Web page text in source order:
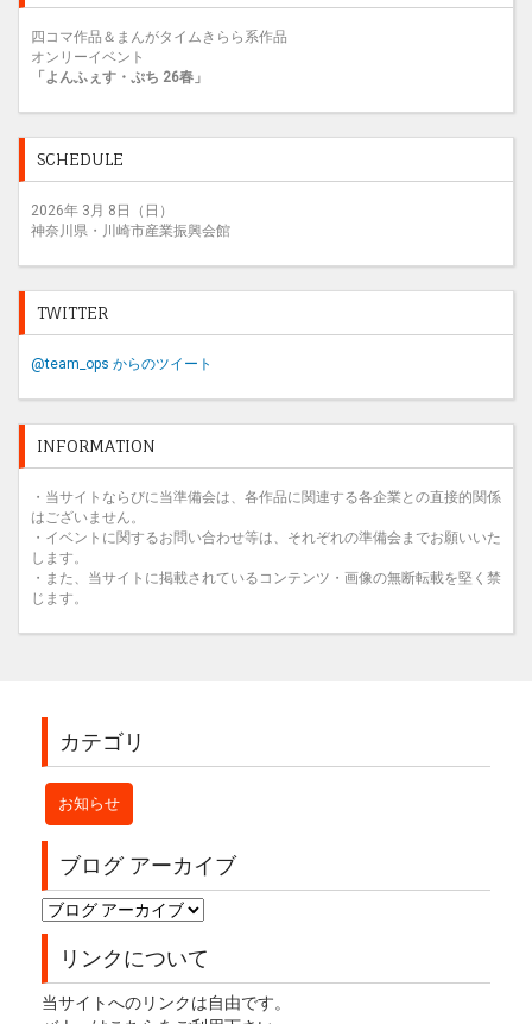
四コマ作品＆まんがタイムきらら系作品
オンリーイベント
「よんふぇす・ぷち 26春」
SCHEDULE
2026年 3月 8日（日）
神奈川県・川崎市産業振興会館
TWITTER
@team_ops からのツイート
INFORMATION
・当サイトならびに当準備会は、各作品に関連する各企業との直接的関係
はございません。
・イベントに関するお問い合わせ等は、それぞれの準備会までお願いいた
します。
・また、当サイトに掲載されているコンテンツ・画像の無断転載を堅く禁
じます。
カテゴリ
お知らせ
ブログ アーカイブ
リンクについて
当サイトへのリンクは自由です。